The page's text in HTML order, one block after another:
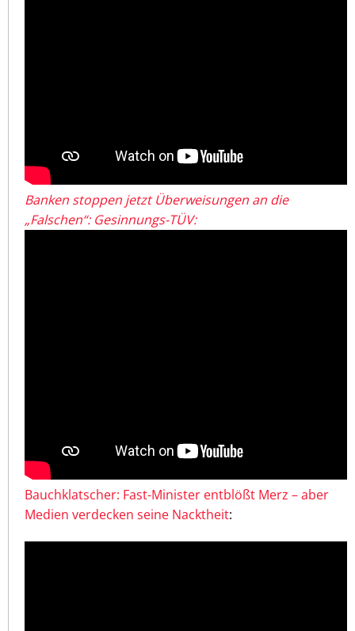
Banken stoppen jetzt Überweisungen an die
„Falschen“: Gesinnungs-TÜV:
Bauchklatscher: Fast-Minister entblößt Merz – aber
Medien verdecken seine Nacktheit: